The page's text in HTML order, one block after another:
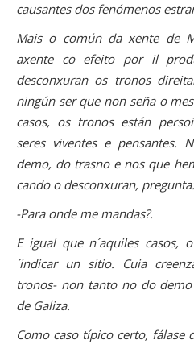
causantes dos fenómenos
Mais o común da xente de
axente co efeito por il
desconxuran os tronos
ningún ser que non seña o
casos, os tronos están
seres viventes e pensantes.
demo, do trasno e nos que
cando o desconxuran, pregunta:
-Para onde me mandas?.
E igual que n´aquiles casos,
´indicar un sitio. Cuia
tronos- non tanto no do
de Galiza.
Como caso típico certo,